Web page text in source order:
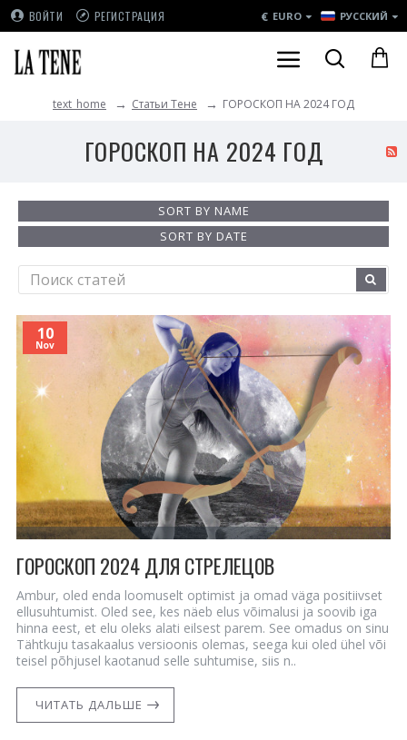
ВОЙТИ РЕГИСТРАЦИЯ € EURO РУССКИЙ
text_home Статьи Тене ГОРОСКОП НА 2024 ГОД
ГОРОСКОП НА 2024 ГОД
SORT BY NAME
SORT BY DATE
10
Nov
ГОРОСКОП 2024 ДЛЯ СТРЕЛЕЦОВ
Ambur, oled enda loomuselt optimist ja omad väga positiivset
ellusuhtumist. Oled see, kes näeb elus võimalusi ja soovib iga
hinna eest, et elu oleks alati eilsest parem. See omadus on sinu
Tähtkuju tasakaalus versioonis olemas, seega kui oled ühel või
teisel põhjusel kaotanud selle suhtumise, siis n..
ЧИТАТЬ ДАЛЬШЕ